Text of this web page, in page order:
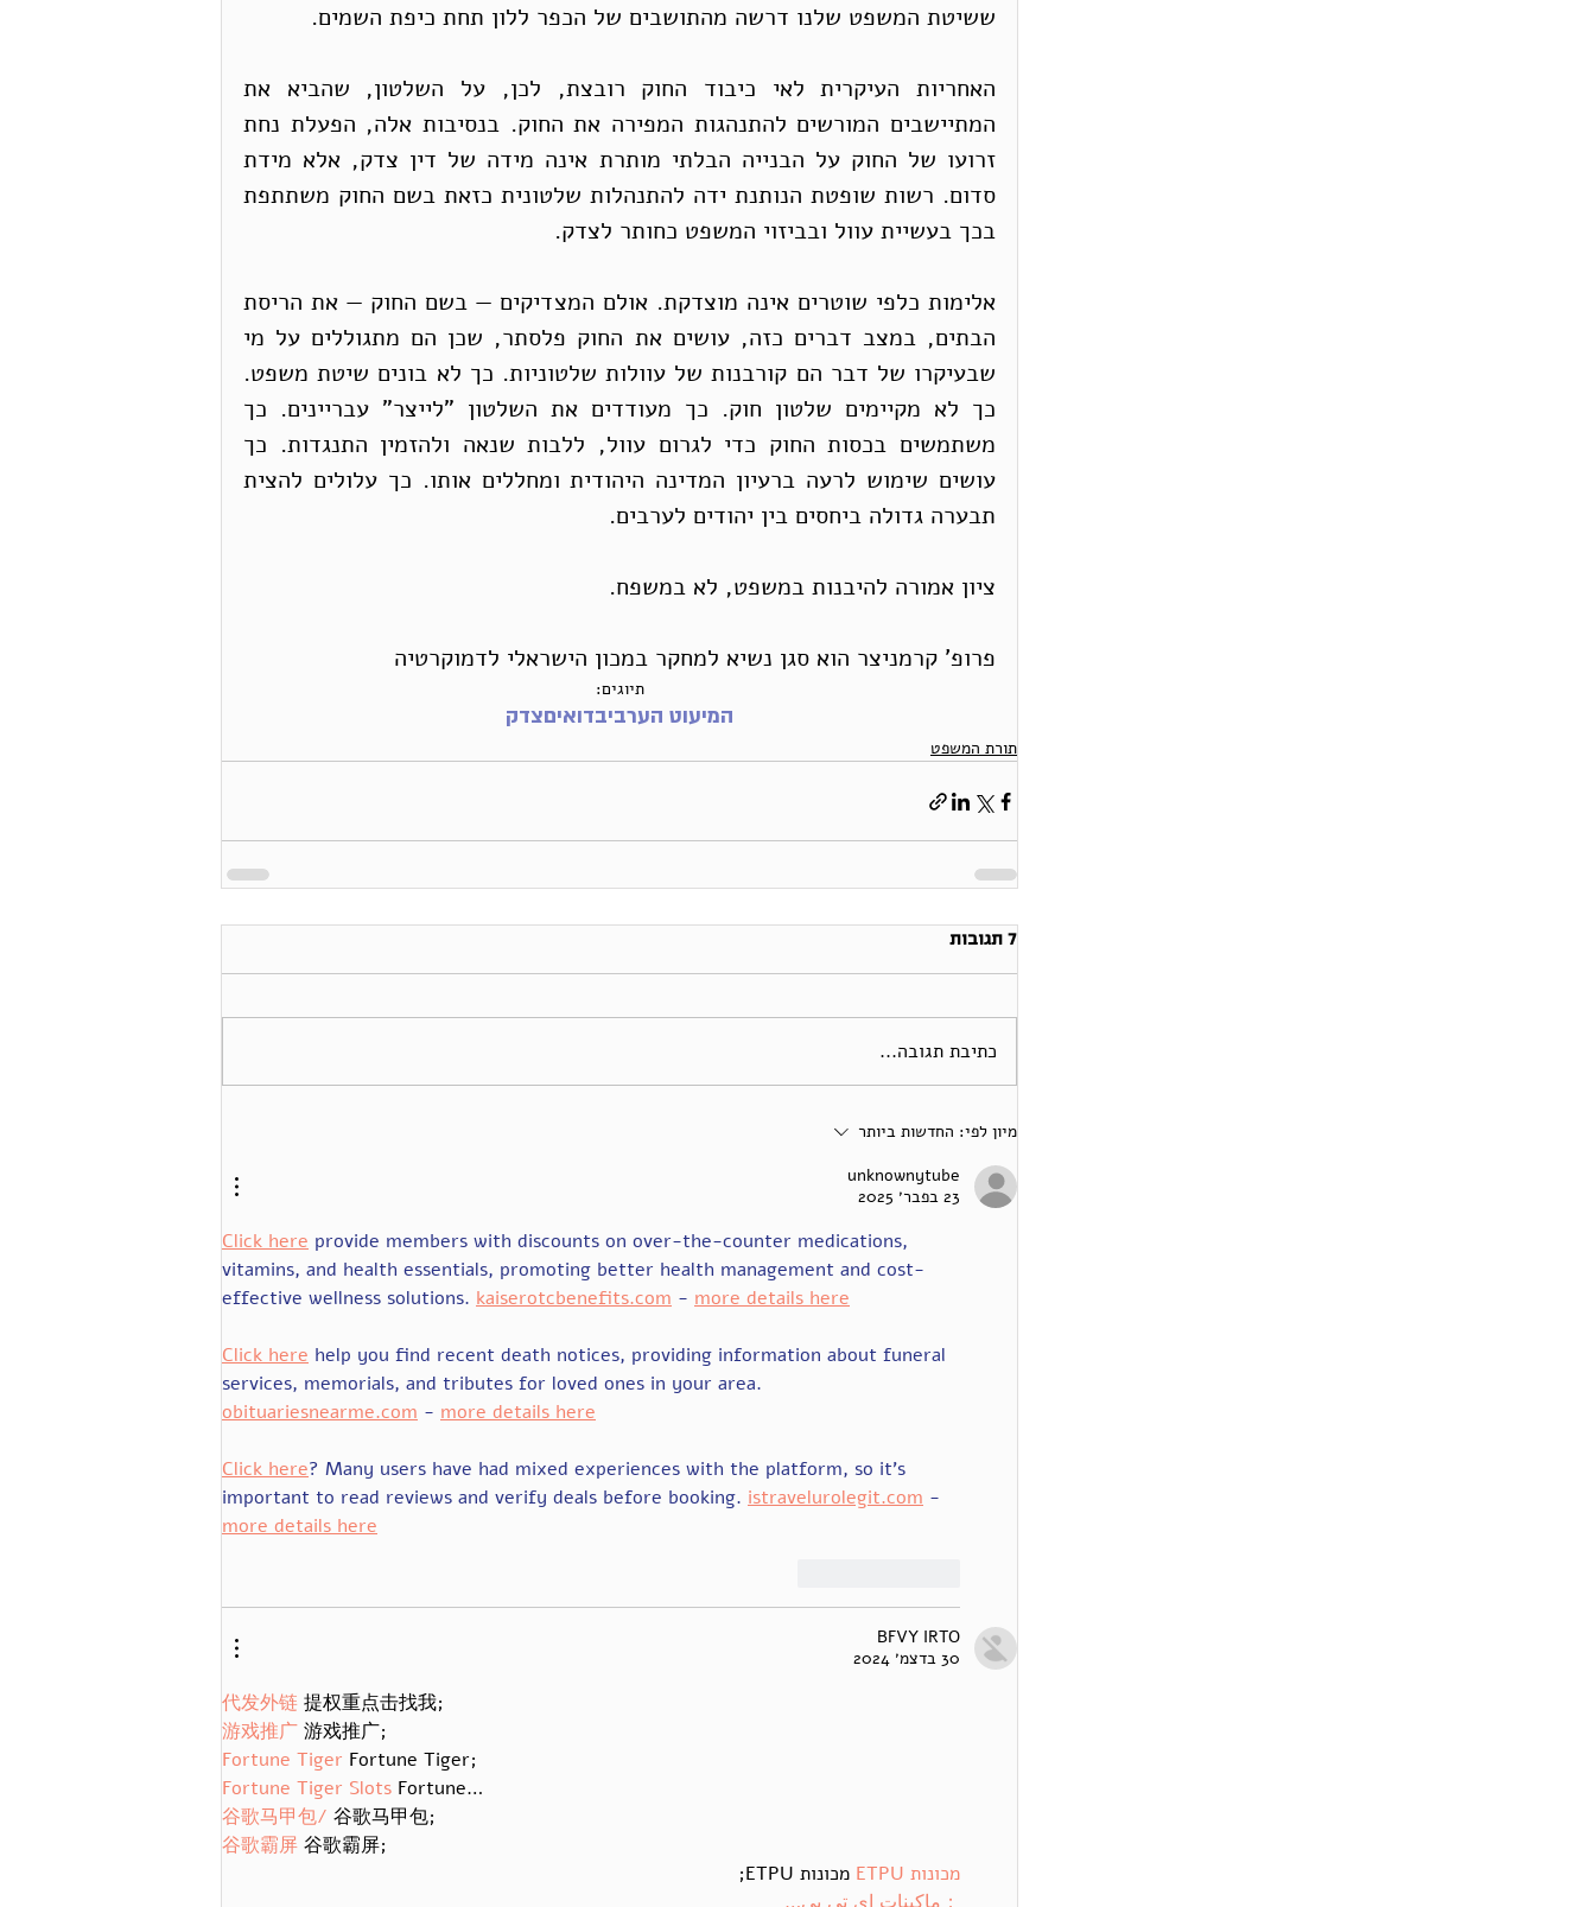
ששיטת המשפט שלנו דרשה מהתושבים של הכפר ללון תחת כיפת השמים.
בכך בעשיית עוול ובביזוי המשפט כחותר לצדק.
תבערה גדולה ביחסים בין יהודים לערבים.
ציון אמורה להיבנות במשפט, לא במשפח.
פרופ' קרמניצר הוא סגן נשיא למחקר במכון הישראלי לדמוקרטיה
תיוגים:
המיעוט הערביבדואיםצדק
תורת המשפט
7 תגובות
כתיבת תגובה...
מיון לפי: החדשות ביותר
unknownytube
23 בפבר׳ 2025
Click here provide members with discounts on over-the-counter medications,
vitamins, and health essentials, promoting better health management and cost-
effective wellness solutions. kaiserotcbenefits.com - more details here
Click here help you find recent death notices, providing information about funeral
services, memorials, and tributes for loved ones in your area.
obituariesnearme.com - more details here
Click here? Many users have had mixed experiences with the platform, so it's
important to read reviews and verify deals before booking. istravelurolegit.com -
more details here
BFVY IRTO
30 בדצמ׳ 2024
代发外链 提权重点击找我;
游戏推广 游戏推广;
Fortune Tiger Fortune Tiger;
Fortune Tiger Slots Fortune…
谷歌马甲包/ 谷歌马甲包;
谷歌霸屏 谷歌霸屏;
מכונות ETPU
מכונות ETPU;